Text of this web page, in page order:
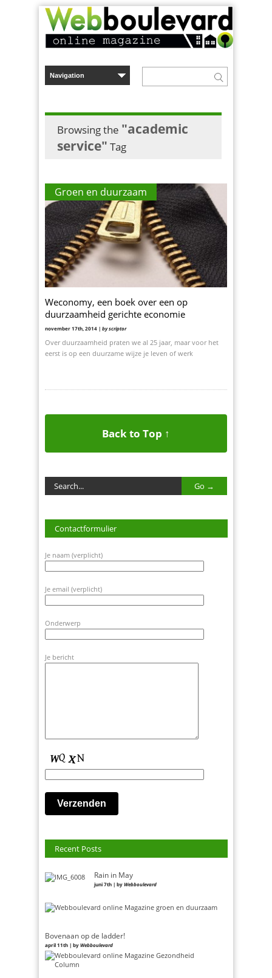
Browsing the "academic
service" Tag
Groen en duurzaam
Weconomy, een boek over een op
duurzaamheid gerichte economie
november 17th, 2014 | by scriptor
Over duurzaamheid praten we al 25 jaar, maar voor het
eerst is op een duurzame wijze je leven of werk
Back to Top ↑
Contactformulier
Je naam (verplicht)
Je email (verplicht)
Onderwerp
Je bericht
Recent Posts
Rain in May
juni 7th | byWebboulevard
Bovenaan op de ladder!
april 11th | byWebboulevard